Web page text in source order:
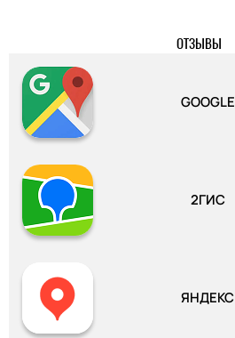
ОТЗЫВЫ
GOOGLE
2ГИС
ЯНДЕКС